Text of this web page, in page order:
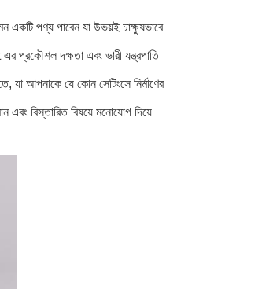
পণ্য পাবেন যা উভয়ই চাক্ষুষভাবে
প্রকৌশল দক্ষতা এবং ভারী যন্ত্রপাতি
আপনাকে যে কোন সেটিংসে নির্মাণের
বিস্তারিত বিষয়ে মনোযোগ দিয়ে